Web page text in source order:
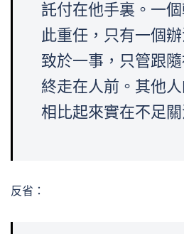
託付在他手裏。一
此重任，只有一個
致於一事，只管跟
終走在人前。其他人
相比起來實在不足關
反省：